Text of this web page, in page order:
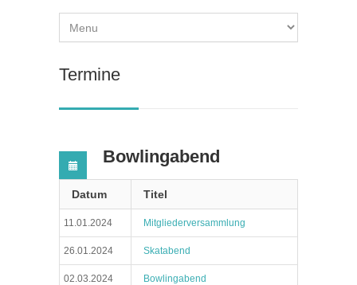
Termine
Bowlingabend
Datum Titel
11.01.2024 Mitgliederversammlung
26.01.2024 Skatabend
02.03.2024 Bowlingabend